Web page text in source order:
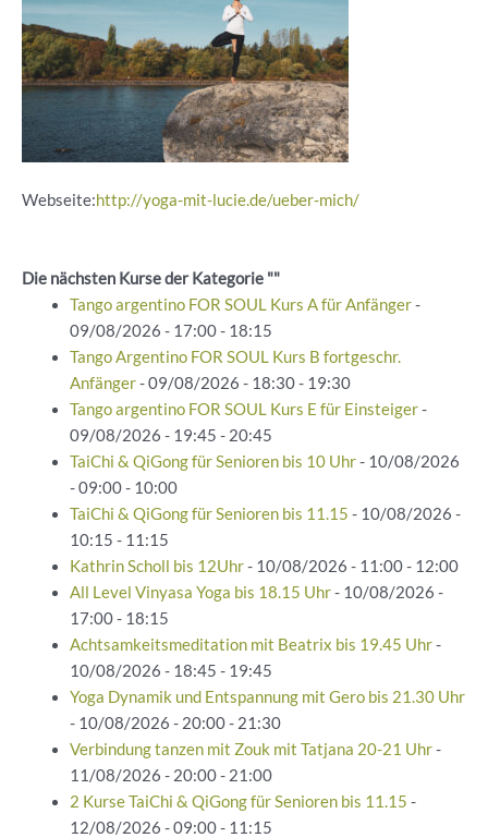
Webseite:http://yoga-mit-lucie.de/ueber-mich/
Die nächsten Kurse der Kategorie ""
Tango argentino FOR SOUL Kurs A für Anfänger-
09/08/2026 - 17:00 - 18:15
Tango Argentino FOR SOUL Kurs B fortgeschr.
Anfänger- 09/08/2026 - 18:30 - 19:30
Tango argentino FOR SOUL Kurs E für Einsteiger-
09/08/2026 - 19:45 - 20:45
TaiChi & QiGong für Senioren bis 10 Uhr- 10/08/2026
- 09:00 - 10:00
TaiChi & QiGong für Senioren bis 11.15 - 10/08/2026 -
10:15 - 11:15
Kathrin Scholl bis 12Uhr- 10/08/2026 - 11:00 - 12:00
All Level Vinyasa Yoga bis 18.15 Uhr- 10/08/2026 -
17:00 - 18:15
Achtsamkeitsmeditation mit Beatrix bis 19.45 Uhr-
10/08/2026 - 18:45 - 19:45
Yoga Dynamik und Entspannung mit Gero bis 21.30 Uhr
- 10/08/2026 - 20:00 - 21:30
Verbindung tanzen mit Zouk mit Tatjana 20-21 Uhr-
11/08/2026 - 20:00 - 21:00
2 Kurse TaiChi & QiGong für Senioren bis 11.15 -
12/08/2026 - 09:00 - 11:15